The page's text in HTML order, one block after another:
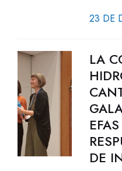
23 DE
LA
DE